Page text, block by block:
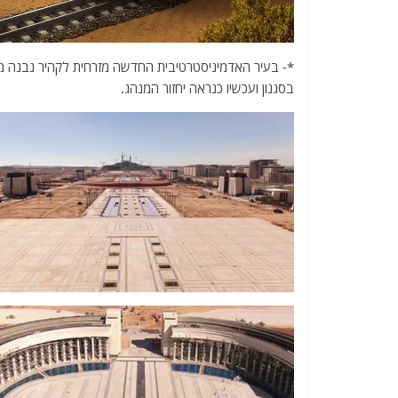
*- בעיר האדמיניסטרטיבית החדשה מזרחית לקהיר
בסגנון ועכשיו כנראה יחזור המנהג.